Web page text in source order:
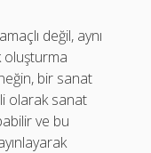
değil, aynı
oluşturma
bir sanat
olarak sanat
ve bu